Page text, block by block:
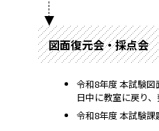
図面復元会・採点会
令和8年度 本試験
日中に教室に戻り
令和8年度 本試験